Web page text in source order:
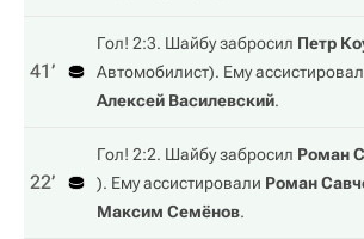
41‎’‎
Гол! 2:3. Шайбу забросил Петр
Автомобилист). Ему
Алексей Василевский.
22‎’‎
Гол! 2:2. Шайбу забросил Роман
). Ему ассистировали Роман
Максим Семёнов.